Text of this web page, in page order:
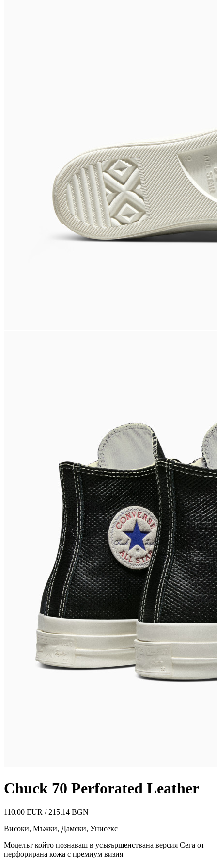
Chuck 70 Perforated Leather
110.00 EUR / 215.14 BGN
Високи, Мъжки, Дамски, Унисекс
Моделът който познаваш в усъвършенствана версия Сега от
перфорирана кожа с премиум визия